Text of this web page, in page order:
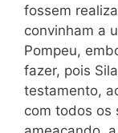
fossem
convinham a
Pompeu,
fazer, pois
testamento,
com todos os